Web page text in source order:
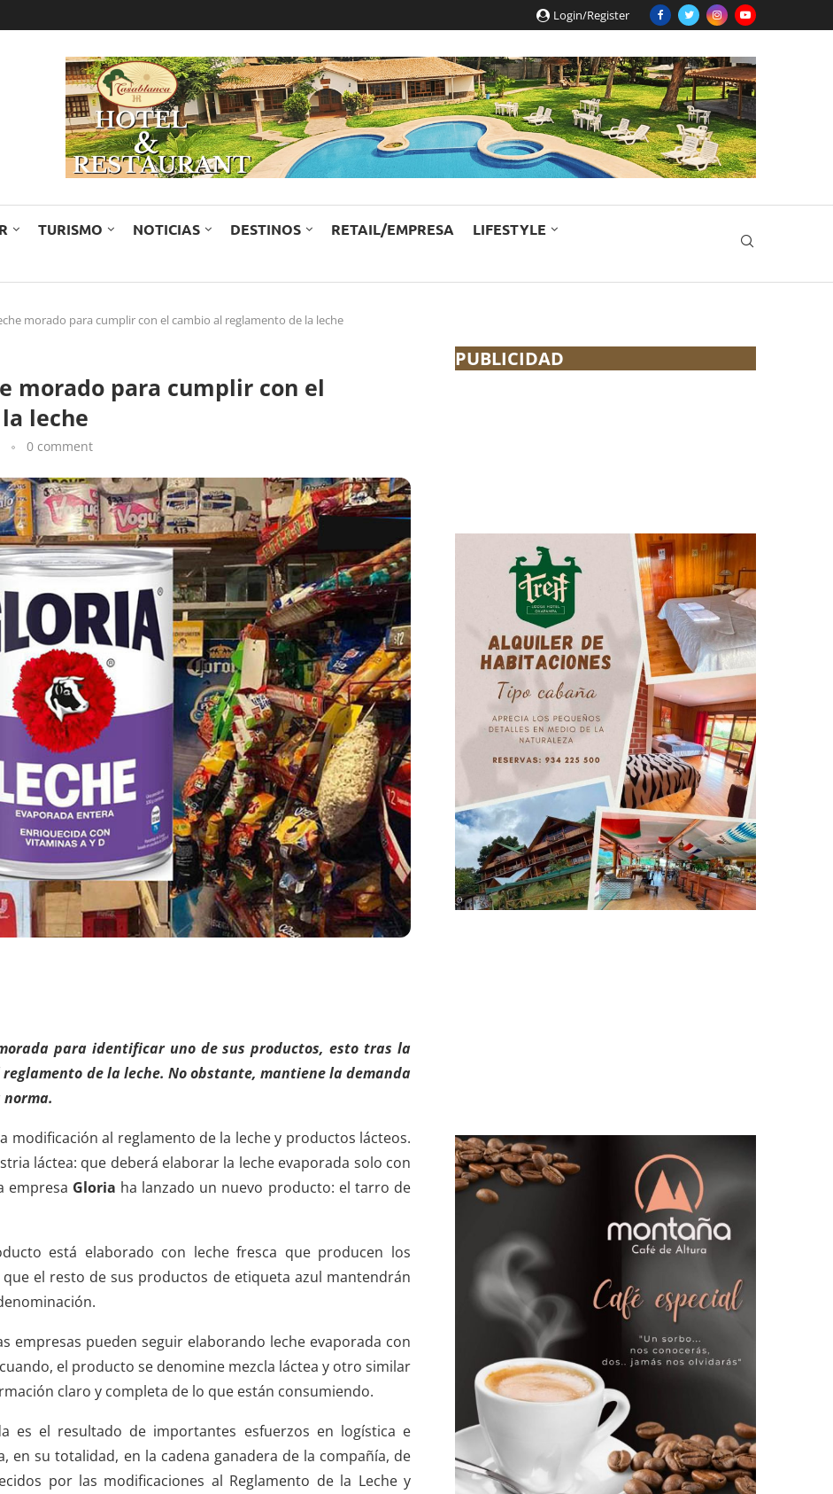
Login/Register
TURISMO NOTICIAS DESTINOS RETAIL/EMPRESA
LIFESTYLE
morado para cumplir con el cambio al reglamento de la leche
morado para cumplir con el
leche
0 comment
para identificar uno de sus productos, esto tras la
de la leche. No obstante, mantiene la demanda
modificación al reglamento de la leche y productos lácteos.
láctea: que deberá elaborar la leche evaporada solo con
empresa Gloria ha lanzado un nuevo producto: el tarro de
está elaborado con leche fresca que producen los
el resto de sus productos de etiqueta azul mantendrán
empresas pueden seguir elaborando leche evaporada con
el producto se denomine mezcla láctea y otro similar
claro y completa de lo que están consumiendo.
es el resultado de importantes esfuerzos en logística e
en su totalidad, en la cadena ganadera de la compañía, de
por las modificaciones al Reglamento de la Leche y
PUBLICIDAD